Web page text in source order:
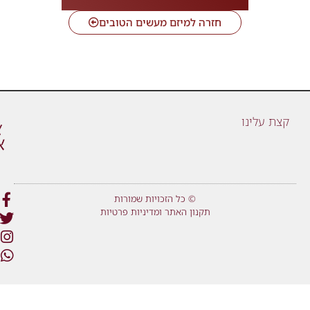
חזרה למיזם מעשים הטובים
קצת עלינו
© כל הזכויות שמורות
תקנון האתר ומדיניות פרטיות